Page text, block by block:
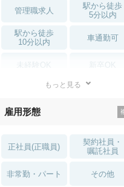
管理職求人
駅から徒歩
5分以内
駅から徒歩
10分以内
車通勤可
住宅手当・補助
土日祝休 無資格 OK
積極採用中 WEB面接OK
もっと見る
雇用形態
正社員(正職員)
契約社員・
嘱託社員
非常勤・パート その他